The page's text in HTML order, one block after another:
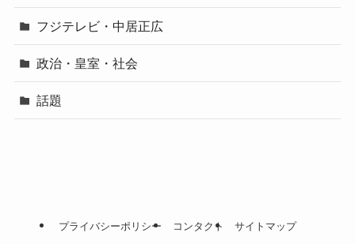
フジテレビ・中居正広
政治・皇室・社会
話題
プライバシーポリシー コンタクト サイトマップ